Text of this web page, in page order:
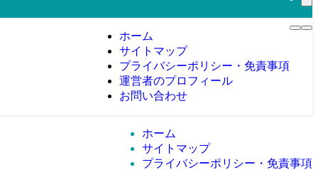
ホーム
サイトマップ
プライバシーポリシー・免責事項
運営者のプロフィール
お問い合わせ
ホーム
サイトマップ
プライバシーポリシー・免責事項